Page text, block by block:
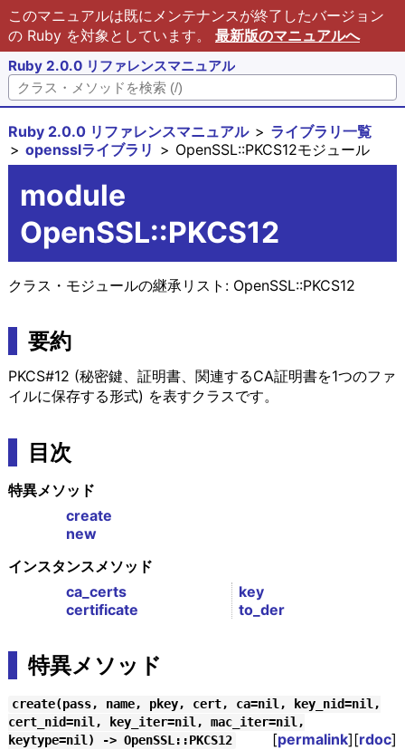
このマニュアルは既にメンテナンスが終了したバージョン
の Ruby を対象としています。 最新版のマニュアルへ
Ruby 2.0.0 リファレンスマニュアル
Ruby 2.0.0 リファレンスマニュアル
ライブラリ一覧
opensslライブラリ
OpenSSL::PKCS12モジュール
module
OpenSSL::PKCS12
クラス・モジュールの継承リスト: OpenSSL::PKCS12
要約
PKCS#12 (秘密鍵、証明書、関連するCA証明書を1つのファ
イルに保存する形式) を表すクラスです。
目次
特異メソッド
create
new
インスタンスメソッド
ca_certs
certificate
key
to_der
特異メソッド
create(pass, name, pkey, cert, ca=nil, key_nid=nil,
cert_nid=nil, key_iter=nil, mac_iter=nil,
keytype=nil) -> OpenSSL::PKCS12
[permalink][rdoc]